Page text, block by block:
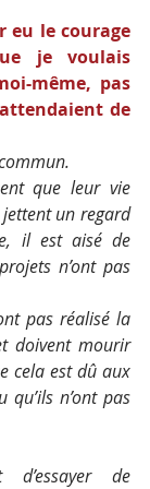
eu le courage
je voulais
même, pas
de
que leur vie
un regard
il est aisé de
n’ont pas
pas réalisé la
doivent mourir
cela est dû aux
qu’ils n’ont pas
d’essayer de